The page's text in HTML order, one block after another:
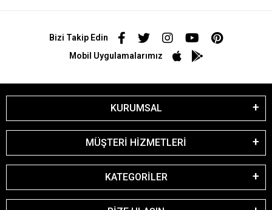
Bizi Takip Edin
Mobil Uygulamalarımız
KURUMSAL
MÜŞTERİ HİZMETLERİ
KATEGORİLER